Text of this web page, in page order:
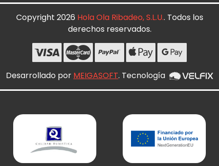
Copyright 2026 Hola Ola Ribadeo, S.L.U.. Todos los
derechos reservados.
Desarrollado por MEIGASOFT. Tecnología